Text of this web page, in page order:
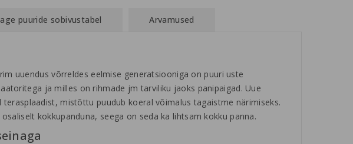
puuride sobivustabel Arvamused
uuendus võrreldes eelmise generatsiooniga on puuri uste
ja milles on rihmade jm tarviliku jaoks panipaigad. Uue
mistõttu puudub koeral võimalus tagaistme närimiseks.
kokkupanduna, seega on seda ka lihtsam kokku panna.